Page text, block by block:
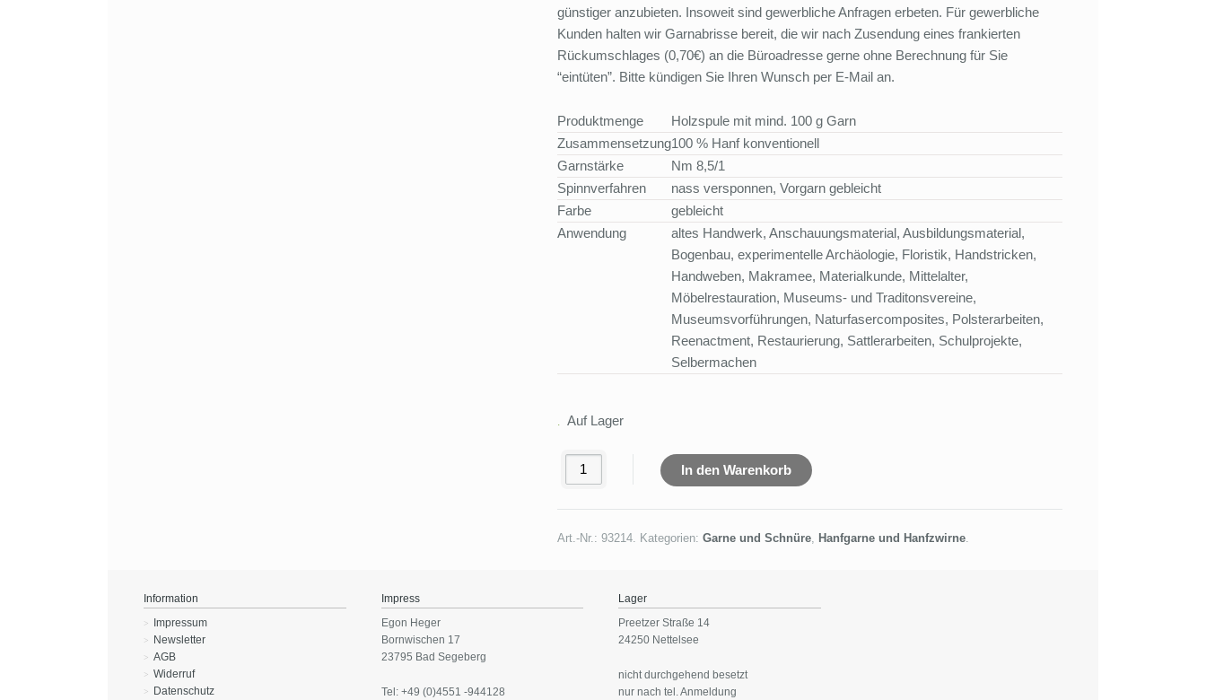
günstiger anzubieten. Insoweit sind gewerbliche Anfragen erbeten. Für gewerbliche
Kunden halten wir Garnabrisse bereit, die wir nach Zusendung eines frankierten
Rückumschlages (0,70€) an die Büroadresse gerne ohne Berechnung für Sie
“eintüten”. Bitte kündigen Sie Ihren Wunsch per E-Mail an.
Produktmenge
Holzspule mit mind. 100 g Garn
Zusammensetzung100 % Hanf konventionell
Garnstärke
Nm 8,5/1
Spinnverfahren
nass versponnen, Vorgarn gebleicht
Farbe
gebleicht
Anwendung
altes Handwerk, Anschauungsmaterial, Ausbildungsmaterial,
Bogenbau, experimentelle Archäologie, Floristik, Handstricken,
Handweben, Makramee, Materialkunde, Mittelalter,
Möbelrestauration, Museums- und Traditonsvereine,
Museumsvorführungen, Naturfasercomposites, Polsterarbeiten,
Reenactment, Restaurierung, Sattlerarbeiten, Schulprojekte,
Selbermachen
Auf Lager
In den Warenkorb
Art.-Nr.: 93214. Kategorien: Garne und Schnüre, Hanfgarne und Hanfzwirne.
Information
Impressum
Newsletter
AGB
Widerruf
Datenschutz
Impress
Egon Heger
Bornwischen 17
23795 Bad Segeberg
Tel: +49 (0)4551 -944128
Lager
Preetzer Straße 14
24250 Nettelsee
nicht durchgehend besetzt
nur nach tel. Anmeldung